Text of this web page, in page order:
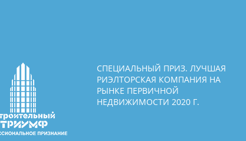
СПЕЦИАЛЬНЫЙ ПРИЗ. ЛУЧШАЯ
РИЭЛТОРСКАЯ КОМПАНИЯ НА
РЫНКЕ ПЕРВИЧНОЙ
НЕДВИЖИМОСТИ 2020 Г.